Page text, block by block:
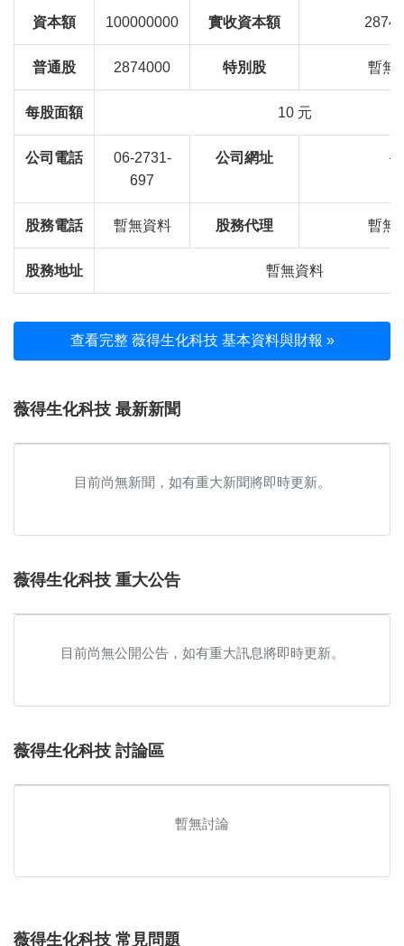
資本額 100000000 實收資本額
普通股 2874000 特別股 暫無
每股面額 10 元
公司電話
06-2731-
697
公司網址 —
股務電話 暫無資料 股務代理 暫無
股務地址 暫無資料
查看完整 薇得生化科技 基本資料與財報 »
薇得生化科技 最新新聞
目前尚無新聞，如有重大新聞將即時更新。
薇得生化科技 重大公告
目前尚無公開公告，如有重大訊息將即時更新。
薇得生化科技 討論區
暫無討論
薇得生化科技 常見問題